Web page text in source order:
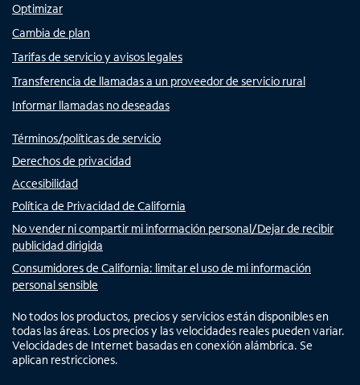
Optimizar
Cambia de plan
Tarifas de servicio y avisos legales
Transferencia de llamadas a un proveedor de servicio rural
Informar llamadas no deseadas
Términos/políticas de servicio
Derechos de privacidad
Accesibilidad
Política de Privacidad de California
No vender ni compartir mi información personal/Dejar de recibir
publicidad dirigida
Consumidores de California: limitar el uso de mi información
personal sensible
No todos los productos, precios y servicios están disponibles en
todas las áreas. Los precios y las velocidades reales pueden variar.
Velocidades de Internet basadas en conexión alámbrica. Se
aplican restricciones.